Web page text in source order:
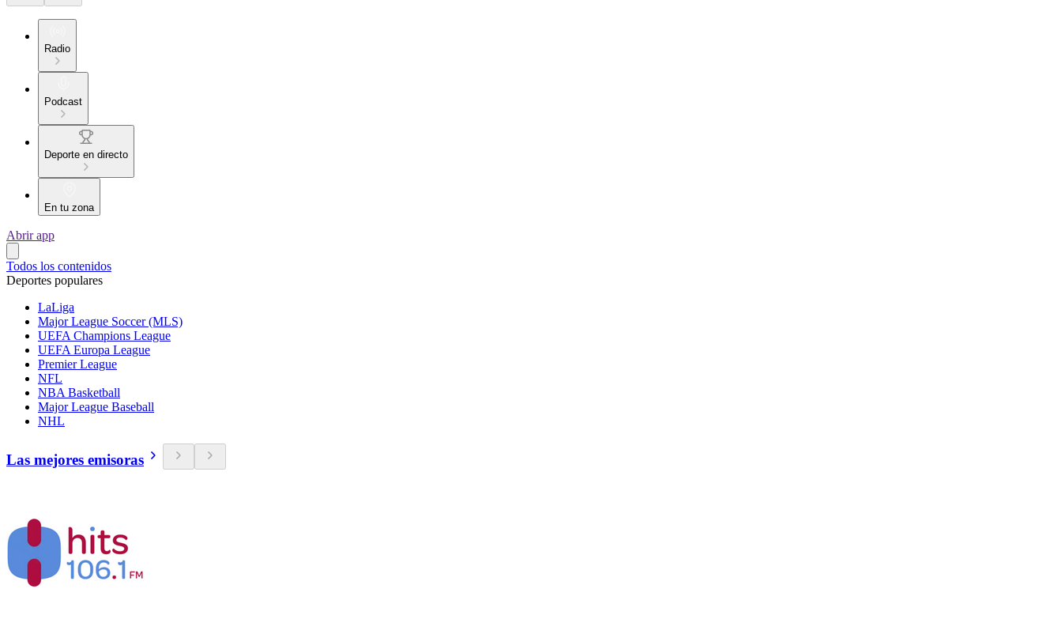
Radio
Podcast
Deporte en directo
En tu zona
Abrir app
Todos los contenidos
Deportes populares
LaLiga
Major League Soccer (MLS)
UEFA Champions League
UEFA Europa League
Premier League
NFL
NBA Basketball
Major League Baseball
NHL
Las mejores emisoras